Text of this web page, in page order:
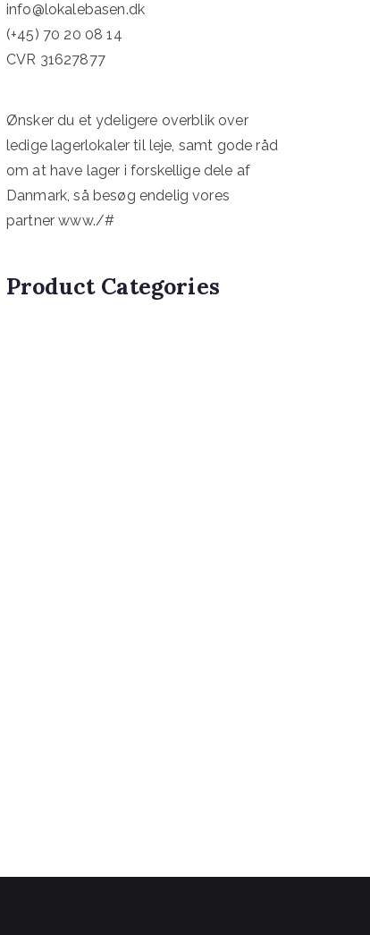
info@lokalebasen.dk
(+45) 70 20 08 14
CVR 31627877
Ønsker du et ydeligere overblik over
ledige lagerlokaler til leje, samt gode råd
om at have lager i forskellige dele af
Danmark, så besøg endelig vores
partnerwww./#
Product Categories